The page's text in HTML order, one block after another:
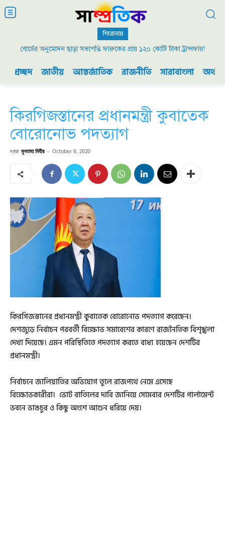
শিরোনাম
বোর্ডের অনুমোদন ছাড়া সভাপতি ফারুকের প্রায় ১২০ কোটি টাকা ট্রান্সফার!
প্রচ্ছদ জাতীয় আন্তর্জাতিক রাজনীতি সারাবাংলা
কিরগিজস্তানের প্রধানমন্ত্রী কুবাতেক
বোরোনোভ পদত্যাগ
দ্বারা মুনতাহা মিহীর - October 8, 2020
কিরগিজস্তানের প্রধানমন্ত্রী কুবাতেক বোরোনোভ পদত্যাগ করেছেন।
দেশজুড়ে নির্বাচন পরবর্তী বিক্ষোভ সমাবেশের কারণে রাজনৈতিক বিশৃ্ঙ্খলা
দেখা দিয়েছে। এমন পরিস্থিতিতে পদত্যাগ করতে বাধ্য হয়েছেন দেশটির
প্রধানমন্ত্রী।
নির্বাচনে জালিয়াতির অভিযোগ তুলে রাজপথে নেমে এসেছে
বিক্ষোভকারীরা। ভোট বাতিলের দাবি জানিয়ে সোমবার দেশটির পার্লামেন্ট
ভবনে ভাঙচুর ও কিছু অংশে আগুন ধরিয়ে দেয়।